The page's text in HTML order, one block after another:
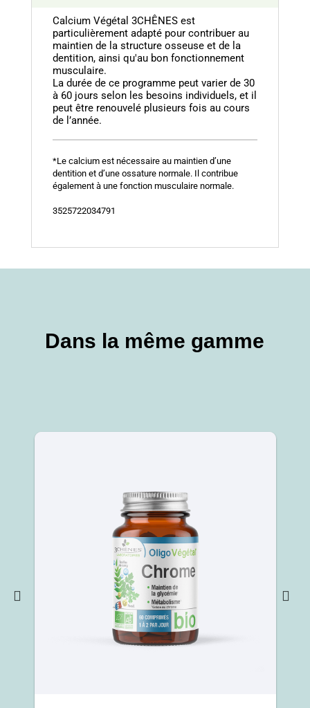
Calcium Végétal 3CHÊNES est
particulièrement adapté pour contribuer au
maintien de la structure osseuse et de la
dentition, ainsi qu'au bon fonctionnement
musculaire.
La durée de ce programme peut varier de 30
à 60 jours selon les besoins individuels, et il
peut être renouvelé plusieurs fois au cours
de l’année.
*Le calcium est nécessaire au maintien d’une
dentition et d’une ossature normale. Il contribue
également à une fonction musculaire normale.
3525722034791
Dans la même gamme